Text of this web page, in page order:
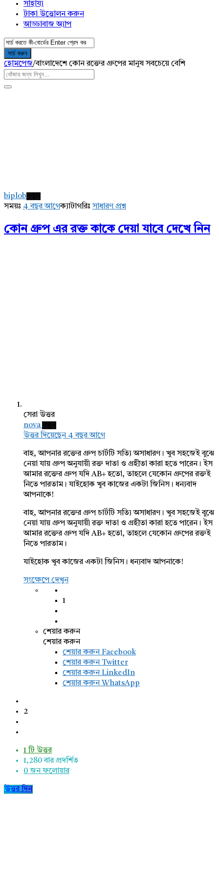
সাহায্য
টাকা উত্তোলন করুন
আড্ডাবাজ অ্যাপ
হোমপেজ/বাংলাদেশে কোন রক্তের গ্রুপের মানুষ সবচেয়ে বেশি
Latest
প্রশ্ন
biplob
সময়ঃ 4 বছর আগেক্যাটাগরিঃসাধারণ প্রশ্ন
কোন গ্রুপ এর রক্ত কাকে দেয়া যাবে দেখে নিন
সেরা উত্তর
nova
উত্তর দিয়েছেন 4 বছর আগে
বাহ, আপনার রক্তের গ্রুপ চার্টটি সত্যি অসাধারণ। খুব সহজেই বুঝে
নেয়া যায় গ্রুপ অনুযায়ী রক্ত দাতা ও গ্রহীতা কারা হতে পারেন। ইস
আমার রক্তের গ্রুপ যদি AB+ হতো, তাহলে যেকোন গ্রুপের রক্তই
নিতে পারতাম। যাইহোক খুব কাজের একটা জিনিস। ধন্যবাদ
আপনাকে!
বাহ, আপনার রক্তের গ্রুপ চার্টটি সত্যি অসাধারণ। খুব সহজেই বুঝে
নেয়া যায় গ্রুপ অনুযায়ী রক্ত দাতা ও গ্রহীতা কারা হতে পারেন। ইস
আমার রক্তের গ্রুপ যদি AB+ হতো, তাহলে যেকোন গ্রুপের রক্তই
নিতে পারতাম।
যাইহোক খুব কাজের একটা জিনিস। ধন্যবাদ আপনাকে!
সংক্ষেপে দেখুন
1
শেয়ার করুন
শেয়ার করুন
শেয়ার করুনFacebook
শেয়ার করুন Twitter
শেয়ার করুন LinkedIn
শেয়ার করুন WhatsApp
2
1 টি উত্তর
1,280বার প্রদর্শিত
0 জন ফলোয়ার
উত্তর দিন